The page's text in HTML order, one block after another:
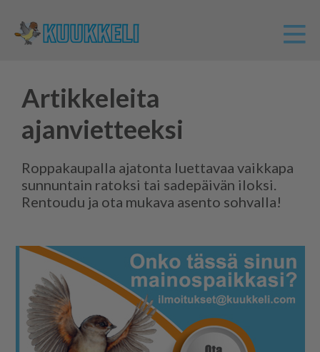
Artikkeleita
ajanvietteeksi
Roppakaupalla ajatonta luettavaa vaikkapa
sunnuntain ratoksi tai sadepäivän iloksi.
Rentoudu ja ota mukava asento sohvalla!